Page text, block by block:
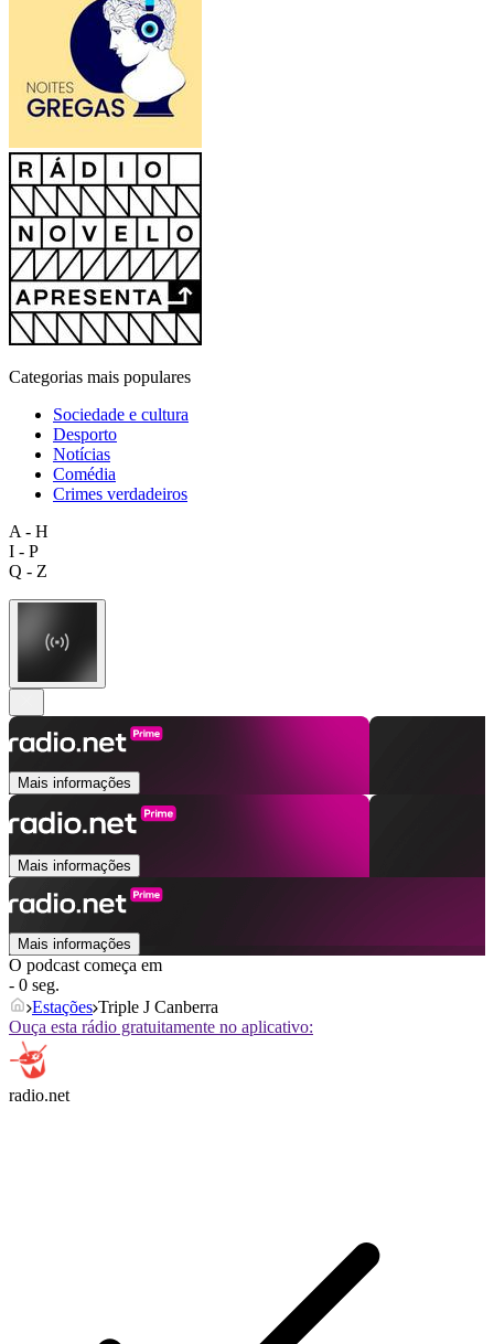
Categorias mais populares
Sociedade e cultura
Desporto
Notícias
Comédia
Crimes verdadeiros
A - H
I - P
Q - Z
Mais informações
Mais informações
Mais informações
O podcast começa em
- 0 seg.
Estações Triple J Canberra
Ouça esta rádio gratuitamente no aplicativo:
radio.net